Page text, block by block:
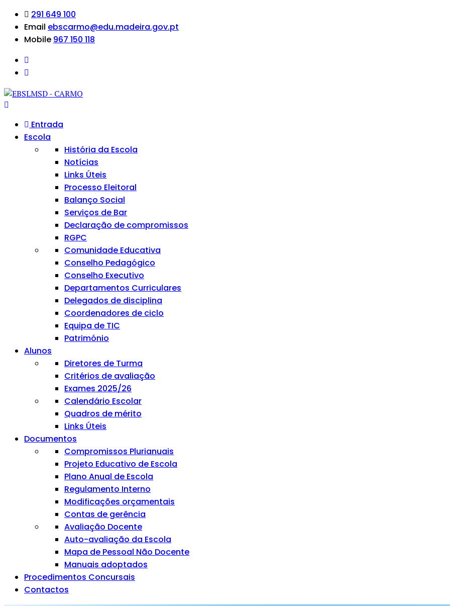
291 649 100
Email ebscarmo@edu.madeira.gov.pt
Mobile 967 150 118
Entrada
Escola
História da Escola
Notícias
Links Úteis
Processo Eleitoral
Balanço Social
Serviços de Bar
Declaração de compromissos
RGPC
Comunidade Educativa
Conselho Pedagógico
Conselho Executivo
Departamentos Curriculares
Delegados de disciplina
Coordenadores de ciclo
Equipa de TIC
Património
Alunos
Diretores de Turma
Critérios de avaliação
Exames 2025/26
Calendário Escolar
Quadros de mérito
Links Úteis
Documentos
Compromissos Plurianuais
Projeto Educativo de Escola
Plano Anual de Escola
Regulamento Interno
Modificações orçamentais
Contas de gerência
Avaliação Docente
Auto-avaliação da Escola
Mapa de Pessoal Não Docente
Manuais adoptados
Procedimentos Concursais
Contactos